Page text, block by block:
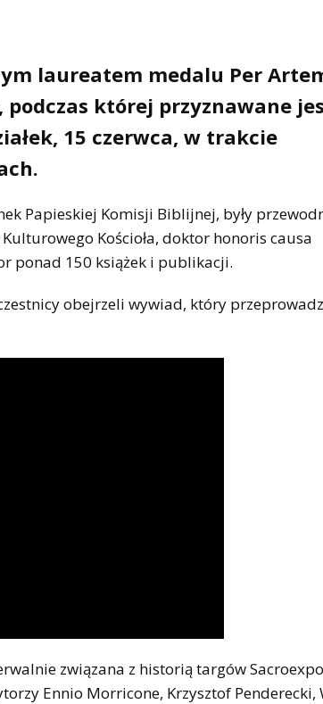
laureatem medalu Per
podczas której przyznawane
15 czerwca, w trakcie
Papieskiej Komisji Biblijnej, były
Kościoła, doktor honoris causa
ponad 150 książek i publikacji.
obejrzeli wywiad, który
związana z historią targów
Ennio Morricone, Krzysztof Penderecki,